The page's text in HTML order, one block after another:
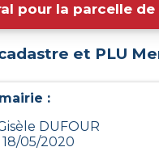
pour la parcelle de
et PLU
:
DUFOUR
05/2020